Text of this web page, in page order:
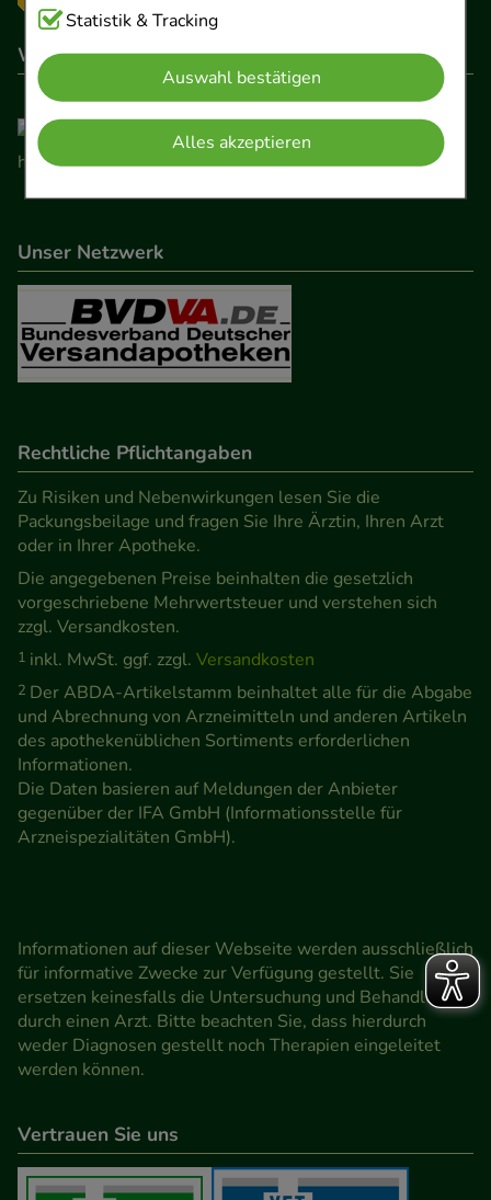
Cookies, die für die Grundfunktionen unserer
Website notwendig sind (z.B. Navigation,
Warenkorb, Kundenkonto), weshalb auf diese nicht
verzichtet werden kann.
Komfort:Diese Cookies werden genutzt um das
Einkaufserlebnis noch ansprechender zu gestalten,
Besuchers oder unsere Seite an bevorzugte
Verhaltensweisen (z.B. Spracheinstellung)
anzupassen. Komfort-Cookies ermöglichen es uns
auch auf Ihre Bedürfnisse zugeschrittene Inhalte
anzuzeigen und unser Partnerprogramm zu
Statistik & Tracking:Hierüber lassen sich
Informationen über die Art und Weise der Nutzung
unserer Website sammeln, mit deren Hilfe wir
unsere Website weiter für Sie optimieren können,
den Inhalt auf unserer Website aber auch die
Werbung auf Drittseiten möglichst relevant für Sie
zu gestalten. Bitte beachten Sie, dass Daten hierfür
teilweise an Dritte wie z.B. Google oder soziale
Medien übertragen werden.
Statistik & Tracking
Auswahl bestätigen
Alles akzeptieren
Wir sind hier gelistet
Unser Netzwerk
Rechtliche Pflichtangaben
Zu Risiken und Nebenwirkungen lesen Sie die
Packungsbeilage und fragen Sie Ihre Ärztin, Ihren Arzt
oder in Ihrer Apotheke.
Die angegebenen Preise beinhalten die gesetzlich
vorgeschriebene Mehrwertsteuer und verstehen sich
zzgl. Versandkosten.
1 inkl. MwSt. ggf. zzgl. Versandkosten
2 Der ABDA-Artikelstamm beinhaltet alle für die Abgabe
und Abrechnung von Arzneimitteln und anderen Artikeln
des apothekenüblichen Sortiments erforderlichen
Informationen.
Die Daten basieren auf Meldungen der Anbieter
gegenüber der IFA GmbH (Informationsstelle für
Arzneispezialitäten GmbH).
Informationen auf dieser Webseite werden ausschließlich
für informative Zwecke zur Verfügung gestellt. Sie
ersetzen keinesfalls die Untersuchung und Behandlung
durch einen Arzt. Bitte beachten Sie, dass hierdurch
weder Diagnosen gestellt noch Therapien eingeleitet
werden können.
Vertrauen Sie uns